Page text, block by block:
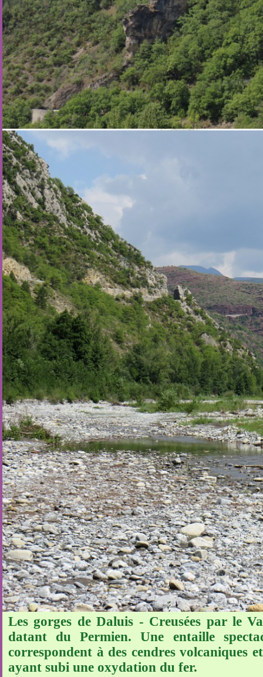
Les gorges de Daluis - Creusées par le
datant du Permien. Une entaille
correspondent à des cendres volcaniques
ayant subi une oxydation du fer.